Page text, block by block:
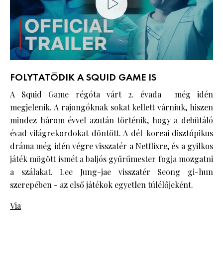
FOLYTATÓDIK A SQUID GAME IS
A Squid Game régóta várt 2. évada még idén
megjelenik. A rajongóknak sokat kellett várniuk, hiszen
mindez három évvel azután történik, hogy a debütáló
évad világrekordokat döntött. A dél-koreai disztópikus
dráma még idén végre visszatér a Netflixre, és a gyilkos
játék mögött ismét a baljós gyűrűmester fogja mozgatni
a szálakat. Lee Jung-jae visszatér Seong gi-hun
szerepében - az első játékok egyetlen túlélőjeként.
Via